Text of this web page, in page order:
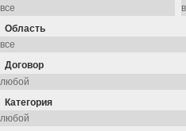
Область
Договор
Категория